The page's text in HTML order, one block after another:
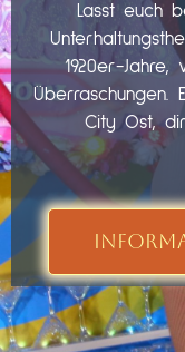
Lasst euch
1920er-Jahre,
Überraschungen.
City Ost,